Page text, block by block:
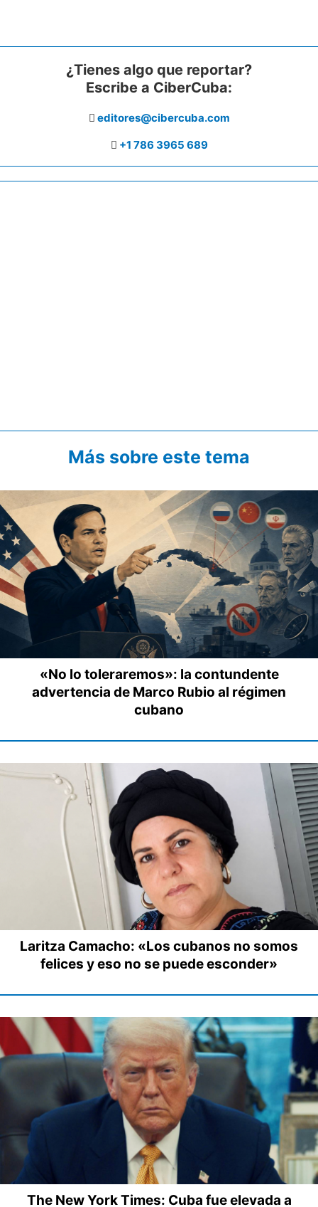
¿Tienes algo que reportar?
Escribe a CiberCuba:
editores@cibercuba.com
+1 786 3965 689
Más sobre este tema
«No lo toleraremos»: la contundente
advertencia de Marco Rubio al régimen
cubano
Laritza Camacho: «Los cubanos no somos
felices y eso no se puede esconder»
The New York Times: Cuba fue elevada a